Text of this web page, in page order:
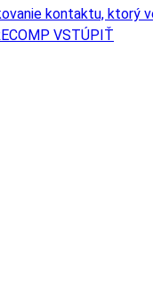
kontaktu, ktorý
VSTÚPIŤ